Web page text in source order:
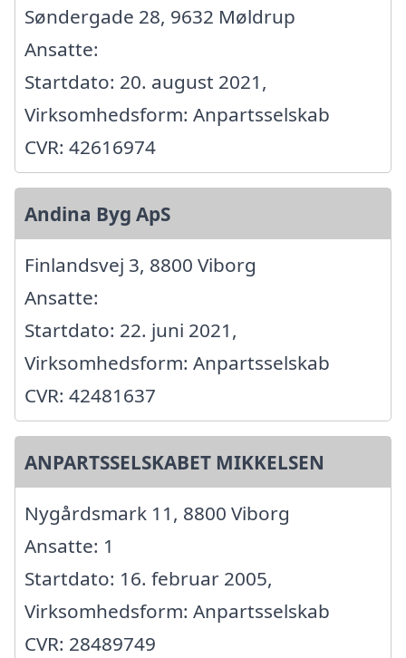
Søndergade 28, 9632 Møldrup
Ansatte:
Startdato: 20. august 2021,
Virksomhedsform: Anpartsselskab
CVR: 42616974
Andina Byg ApS
Finlandsvej 3, 8800 Viborg
Ansatte:
Startdato: 22. juni 2021,
Virksomhedsform: Anpartsselskab
CVR: 42481637
ANPARTSSELSKABET MIKKELSEN
Nygårdsmark 11, 8800 Viborg
Ansatte: 1
Startdato: 16. februar 2005,
Virksomhedsform: Anpartsselskab
CVR: 28489749